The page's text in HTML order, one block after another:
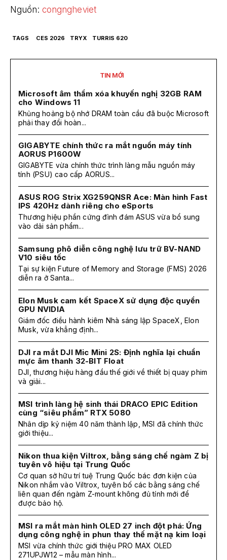
Nguồn: congngheviet
TAGS CES 2026 TRYX TURRIS 620
TIN MỚI
Microsoft âm thầm xóa khuyến nghị 32GB RAM
cho Windows 11
Khủng hoảng bộ nhớ DRAM toàn cầu đã buộc Microsoft
phải thay đổi hoàn...
GIGABYTE chính thức ra mắt nguồn máy tính
AORUS P1600W
GIGABYTE vừa chính thức trình làng mẫu nguồn máy
tính (PSU) cao cấp AORUS...
ASUS ROG Strix XG259QNSR Ace: Màn hình Fast
IPS 420Hz dành riêng cho eSports
Thương hiệu phần cứng đình đám ASUS vừa bổ sung
vào dải sản phẩm...
Samsung phô diễn công nghệ lưu trữ BV-NAND
V10 siêu tốc
Tại sự kiện Future of Memory and Storage (FMS) 2026
diễn ra ở Santa...
Elon Musk cam kết SpaceX sử dụng độc quyền
GPU NVIDIA
Giám đốc điều hành kiêm Nhà sáng lập SpaceX, Elon
Musk, vừa khẳng định...
DJI ra mắt DJI Mic Mini 2S: Định nghĩa lại chuẩn
mực âm thanh 32-BIT Float
DJI, thương hiệu hàng đầu thế giới về thiết bị quay phim
và giải...
MSI trình làng hệ sinh thái DRACO EPIC Edition
cùng “siêu phẩm” RTX 5080
Nhân dịp kỷ niệm 40 năm thành lập, MSI đã chính thức
giới thiệu...
Nikon thua kiện Viltrox, bằng sáng chế ngàm Z bị
tuyên vô hiệu tại Trung Quốc
Cơ quan sở hữu trí tuệ Trung Quốc bác đơn kiện của
Nikon nhắm vào Viltrox, tuyên bố các bằng sáng chế
liên quan đến ngàm Z-mount không đủ tính mới để
được bảo hộ.
MSI ra mắt màn hình OLED 27 inch đột phá: Ứng
dụng công nghệ in phun thay thế mặt nạ kim loại
MSI vừa chính thức giới thiệu PRO MAX OLED
271UPJW12 – mẫu màn hình...